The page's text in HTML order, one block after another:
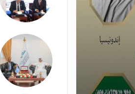
73,382 شهيدا منذ بدء حرب الإبادة على